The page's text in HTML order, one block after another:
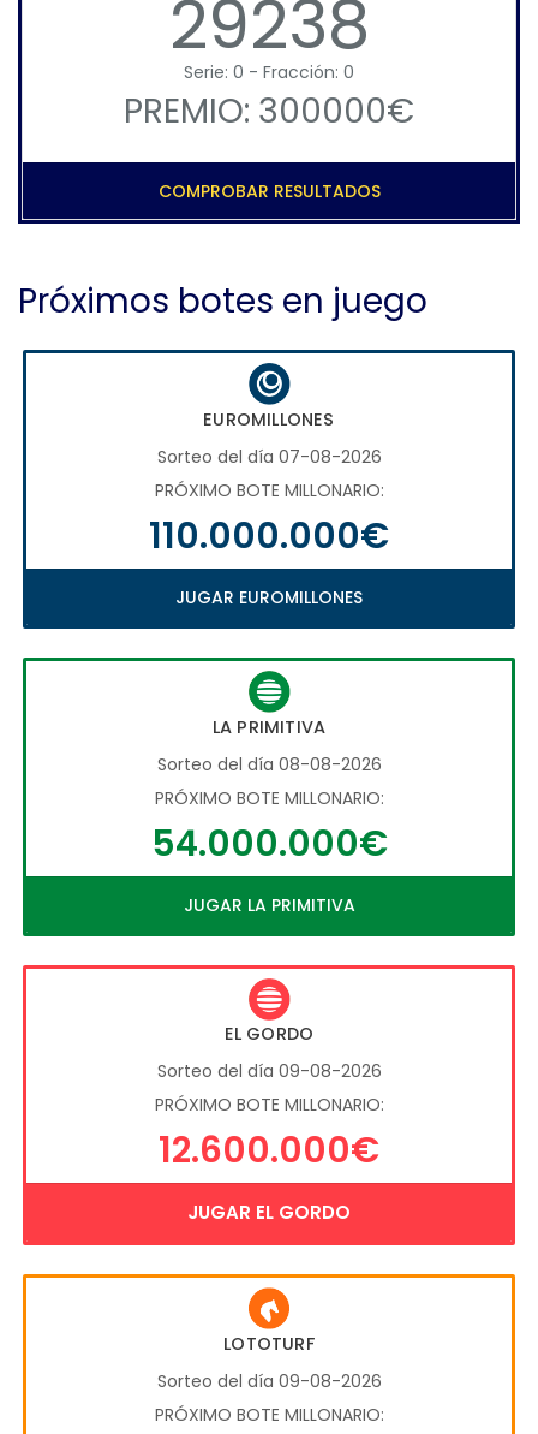
29238
Serie: 0 - Fracción: 0
PREMIO: 300000€
COMPROBAR RESULTADOS
Próximos botes en juego
EUROMILLONES
Sorteo del día 07-08-2026
PRÓXIMO BOTE MILLONARIO:
110.000.000€
JUGAR EUROMILLONES
LA PRIMITIVA
Sorteo del día 08-08-2026
PRÓXIMO BOTE MILLONARIO:
54.000.000€
JUGAR LA PRIMITIVA
EL GORDO
Sorteo del día 09-08-2026
PRÓXIMO BOTE MILLONARIO:
12.600.000€
JUGAR EL GORDO
LOTOTURF
Sorteo del día 09-08-2026
PRÓXIMO BOTE MILLONARIO: